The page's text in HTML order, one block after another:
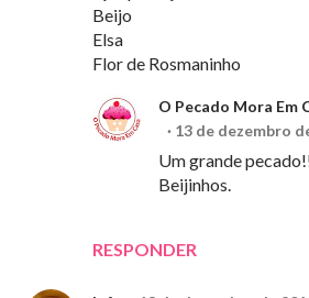
Beijo
Elsa
Flor de Rosmaninho
RESPONDER
O Pecado Mora Em
13 de dezembro
Um grande
Beijinhos.